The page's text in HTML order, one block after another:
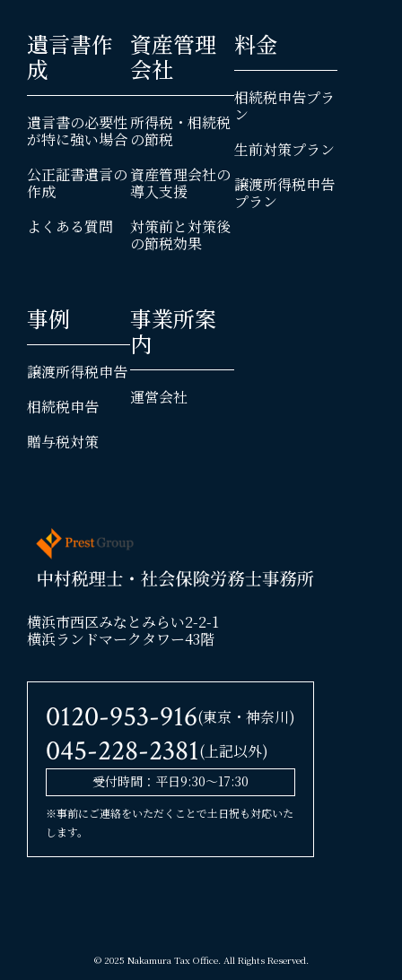
遺言書作
成
遺言書の必要性
が特に強い場合
公正証書遺言の
作成
よくある質問
資産管理
会社
所得税・相続税
の節税
資産管理会社の
導入支援
対策前と対策後
の節税効果
料金
相続税申告プラ
ン
生前対策プラン
譲渡所得税申告
プラン
事例
譲渡所得税申告
相続税申告
贈与税対策
事業所案
内
運営会社
横浜市西区みなとみらい2-2-1
横浜ランドマークタワー43階
0120-953-916(東京・神奈川)
045-228-2381(上記以外)
受付時間：平日9:30〜17:30
※事前にご連絡をいただくことで土日祝も対応いた
します。
© 2025 Nakamura Tax Office. All Rights Reserved.